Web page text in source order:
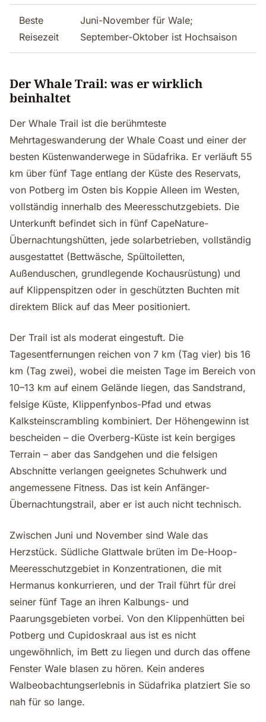
Beste
Reisezeit
Juni-November für Wale;
September-Oktober ist Hochsaison
Der Whale Trail: was er wirklich
beinhaltet
Der Whale Trail ist die berühmteste
Mehrtageswanderung der Whale Coast und einer der
besten Küstenwanderwege in Südafrika. Er verläuft 55
km über fünf Tage entlang der Küste des Reservats,
von Potberg im Osten bis Koppie Alleen im Westen,
vollständig innerhalb des Meeresschutzgebiets. Die
Unterkunft befindet sich in fünf CapeNature-
Übernachtungshütten, jede solarbetrieben, vollständig
ausgestattet (Bettwäsche, Spültoiletten,
Außenduschen, grundlegende Kochausrüstung) und
auf Klippenspitzen oder in geschützten Buchten mit
direktem Blick auf das Meer positioniert.
Der Trail ist als moderat eingestuft. Die
Tagesentfernungen reichen von 7 km (Tag vier) bis 16
km (Tag zwei), wobei die meisten Tage im Bereich von
10–13 km auf einem Gelände liegen, das Sandstrand,
felsige Küste, Klippenfynbos-Pfad und etwas
Kalksteinscrambling kombiniert. Der Höhengewinn ist
bescheiden – die Overberg-Küste ist kein bergiges
Terrain – aber das Sandgehen und die felsigen
Abschnitte verlangen geeignetes Schuhwerk und
angemessene Fitness. Das ist kein Anfänger-
Übernachtungstrail, aber er ist auch nicht technisch.
Zwischen Juni und November sind Wale das
Herzstück. Südliche Glattwale brüten im De-Hoop-
Meeresschutzgebiet in Konzentrationen, die mit
Hermanus konkurrieren, und der Trail führt für drei
seiner fünf Tage an ihren Kalbungs- und
Paarungsgebieten vorbei. Von den Klippenhütten bei
Potberg und Cupidoskraal aus ist es nicht
ungewöhnlich, im Bett zu liegen und durch das offene
Fenster Wale blasen zu hören. Kein anderes
Walbeobachtungserlebnis in Südafrika platziert Sie so
nah für so lange.